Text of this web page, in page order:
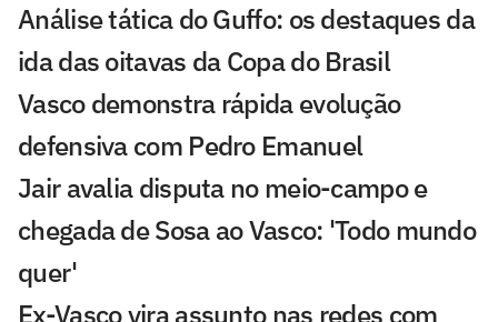
Análise tática do Guffo: os destaques da
ida das oitavas da Copa do Brasil
Vasco demonstra rápida evolução
defensiva com Pedro Emanuel
Jair avalia disputa no meio-campo e
chegada de Sosa ao Vasco: 'Todo mundo
quer'
Ex-Vasco vira assunto nas redes com